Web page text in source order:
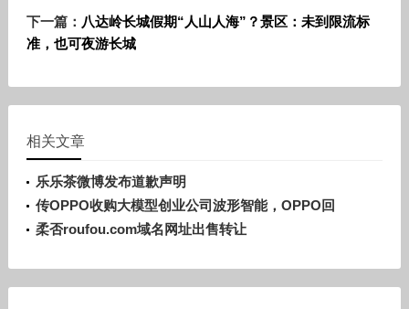
下一篇： 八达岭长城假期“人山人海”？景区：未到限流标
准，也可夜游长城
相关文章
乐乐茶微博发布道歉声明
传OPPO收购大模型创业公司波形智能，OPPO回
应：目前暂无更多信息
柔否roufou.com域名网址出售转让